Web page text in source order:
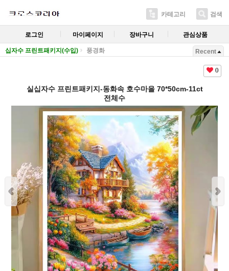
카테고리 검색
로그인 마이페이지 장바구니 관심상품
십자수 프린트패키지(수입) 풍경화 Recent
0
실십자수 프린트패키지-동화속 호수마을 70*50cm-11ct
전체수